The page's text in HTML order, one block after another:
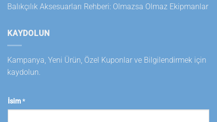
Balıkçılık Aksesuarları Rehberi: Olmazsa Olmaz Ekipmanlar
KAYDOLUN
Kampanya, Yeni Ürün, Özel Kuponlar ve Bilgilendirmek için
kaydolun.
İsim*